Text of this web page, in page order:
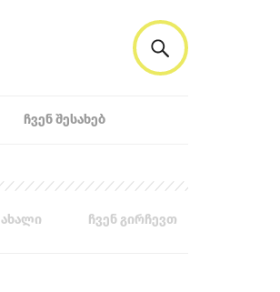
ᲩᲕᲔᲜ ᲨᲔᲡᲐᲮᲔᲑ
ახალი ჩვენ გირჩევთ